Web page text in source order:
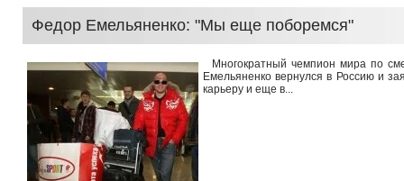
Федор Емельяненко: "Мы еще поборемся"
Многократный чемпион мира по
Емельяненко вернулся в Россию и
карьеру и еще в...